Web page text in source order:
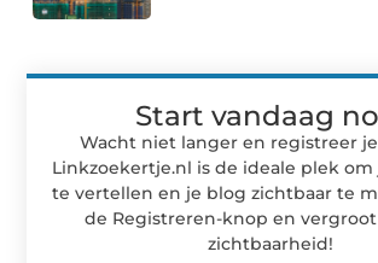
Start vandaag
Wacht niet langer en registreer
Linkzoekertje.nl is de ideale plek om
te vertellen en je blog zichtbaar te
de Registreren-knop en
zichtbaarheid!